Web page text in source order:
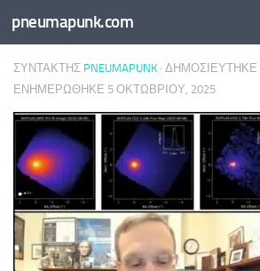
Skip to content
pneumapunk.com
ΣΥΝΤΆΚΤΗΣ PNEUMAPUNK · ΔΗΜΟΣΙΕΎΤΗΚΕ
ΕΝΗΜΕΡΏΘΗΚΕ 5 ΟΚΤΩΒΡΊΟΥ, 2025